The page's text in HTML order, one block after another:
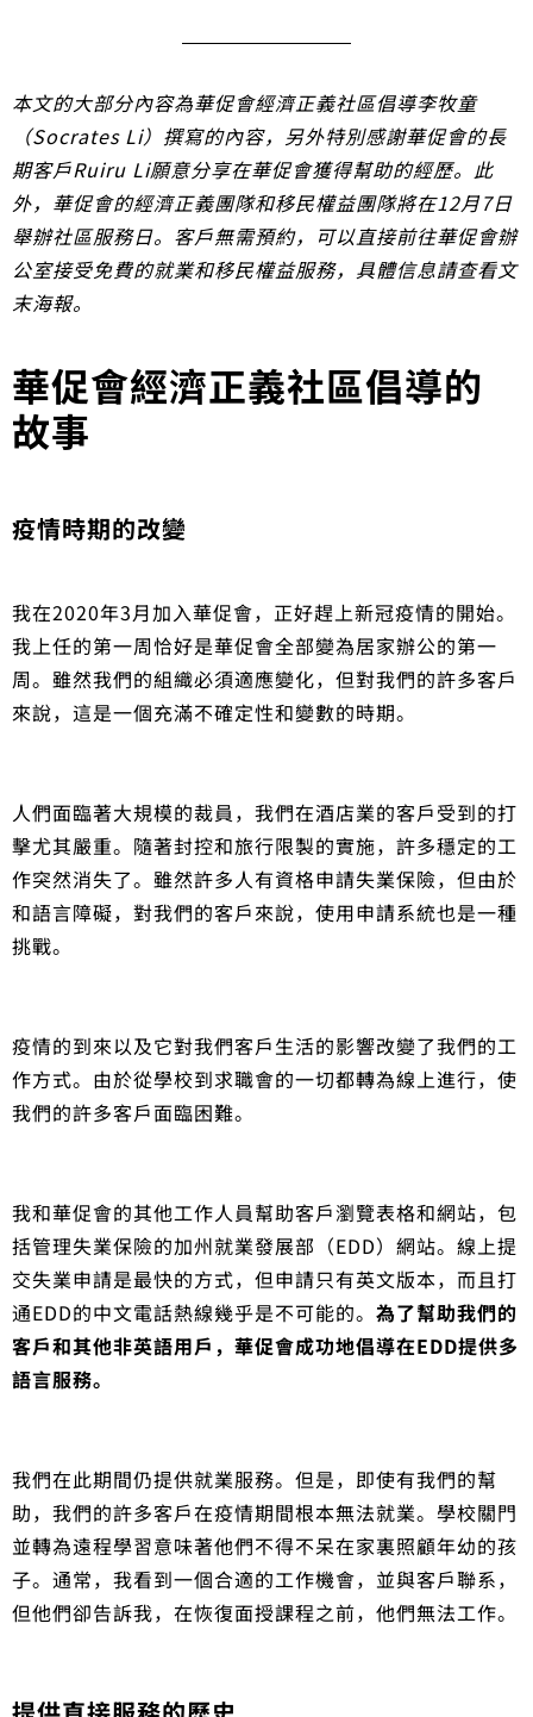
本文的大部分內容為華促會經濟正義社區倡導李牧童
（Socrates Li）撰寫的內容，另外特別感謝華促會的長
期客戶Ruiru Li願意分享在華促會獲得幫助的經歷。此
外，華促會的經濟正義團隊和移民權益團隊將在12月7日
舉辦社區服務日。客戶無需預約，可以直接前往華促會辦
公室接受免費的就業和移民權益服務，具體信息請查看文
末海報。
華促會經濟正義社區倡導的
故事
疫情時期的改變
我在2020年3月加入華促會，正好趕上新冠疫情的開始。
我上任的第一周恰好是華促會全部變為居家辦公的第一
周。雖然我們的組織必須適應變化，但對我們的許多客戶
來說，這是一個充滿不確定性和變數的時期。
人們面臨著大規模的裁員，我們在酒店業的客戶受到的打
擊尤其嚴重。隨著封控和旅行限製的實施，許多穩定的工
作突然消失了。雖然許多人有資格申請失業保險，但由於
和語言障礙，對我們的客戶來說，使用申請系統也是一種
挑戰。
疫情的到來以及它對我們客戶生活的影響改變了我們的工
作方式。由於從學校到求職會的一切都轉為線上進行，使
我們的許多客戶面臨困難。
我和華促會的其他工作人員幫助客戶瀏覽表格和網站，包
括管理失業保險的加州就業發展部（EDD）網站。線上提
交失業申請是最快的方式，但申請只有英文版本，而且打
通EDD的中文電話熱線幾乎是不可能的。 為了幫助我們的
客戶和其他非英語用戶，華促會成功地倡導在EDD提供多
語言服務。
我們在此期間仍提供就業服務。但是，即使有我們的幫
助，我們的許多客戶在疫情期間根本無法就業。學校關門
並轉為遠程學習意味著他們不得不呆在家裏照顧年幼的孩
子。通常，我看到一個合適的工作機會，並與客戶聯系，
但他們卻告訴我，在恢復面授課程之前，他們無法工作。